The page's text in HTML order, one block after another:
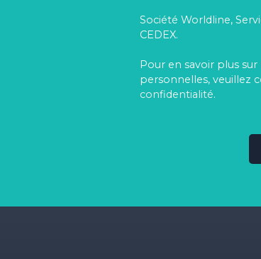
Société Worldline,
CEDEX.
Pour en savoir plus
personnelles, veuillez
confidentialité.